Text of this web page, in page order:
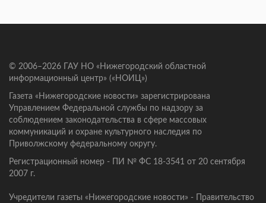
© 2006–2026 ГАУ НО «Нижегородский областной
информационный центр» («НОИЦ»)
Газета «Нижегородские новости» зарегистрирована
Управлением Федеральной службы по надзору за
соблюдением законодательства в сфере массовых
коммуникаций и охране культурного наследия по
Приволжскому федеральному округу.
Регистрационный номер - ПИ № ФС 18-3541 от 20 сентября
2007 г.
Учредители газеты «Нижегородские новости» - Правительство